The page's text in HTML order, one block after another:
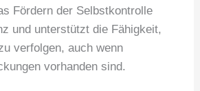
Fördern der Selbstkontrolle
und unterstützt die Fähigkeit,
verfolgen, auch wenn
vorhanden sind.